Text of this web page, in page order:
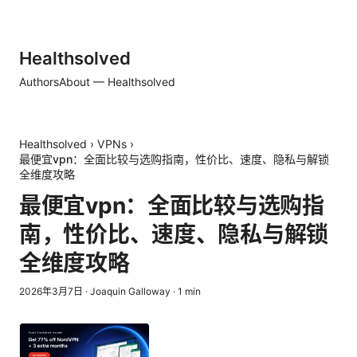
Healthsolved
AuthorsAbout — Healthsolved
Healthsolved › VPNs ›
最便宜vpn：全面比较与选购指南，性价比、速度、隐私与解锁
全维度攻略
最便宜vpn：全面比较与选购指
南，性价比、速度、隐私与解锁
全维度攻略
2026年3月7日 · Joaquin Galloway · 1 min